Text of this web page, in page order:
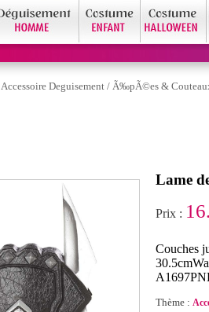
Accessoire Deguisement / Ã‰pÃ©es &
Lame
Prix :
Couches
Thème :